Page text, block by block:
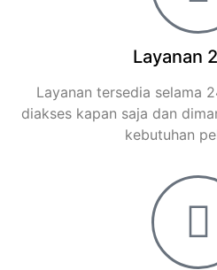
Layanan
Layanan tersedia selama
diakses kapan saja dan
kebutuhan